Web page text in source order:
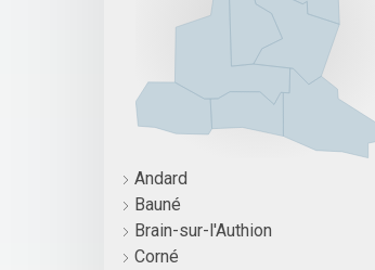
Andard
Bauné
Brain-sur-l'Authion
Corné